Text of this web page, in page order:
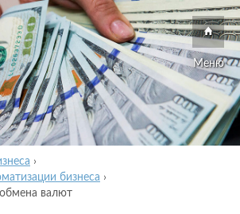
Меню
›
бизнеса ›
валют